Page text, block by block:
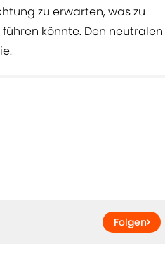
zu erwarten, was zu
könnte. Den neutralen
Folgen